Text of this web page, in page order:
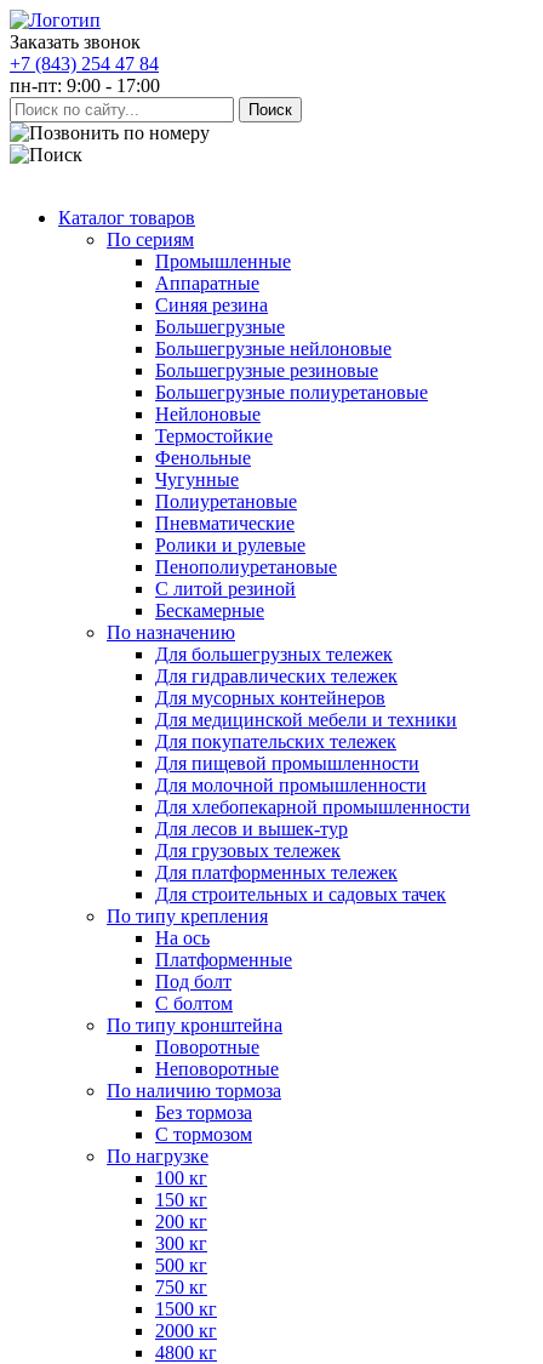
Заказать звонок
+7 (843) 254 47 84
пн-пт: 9:00 - 17:00
Каталог товаров
По сериям
Промышленные
Аппаратные
Синяя резина
Большегрузные
Большегрузные нейлоновые
Большегрузные резиновые
Большегрузные полиуретановые
Нейлоновые
Термостойкие
Фенольные
Чугунные
Полиуретановые
Пневматические
Ролики и рулевые
Пенополиуретановые
С литой резиной
Бескамерные
По назначению
Для большегрузных тележек
Для гидравлических тележек
Для мусорных контейнеров
Для медицинской мебели и техники
Для покупательских тележек
Для пищевой промышленности
Для молочной промышленности
Для хлебопекарной промышленности
Для лесов и вышек-тур
Для грузовых тележек
Для платформенных тележек
Для строительных и садовых тачек
По типу крепления
На ось
Платформенные
Под болт
С болтом
По типу кронштейна
Поворотные
Неповоротные
По наличию тормоза
Без тормоза
С тормозом
По нагрузке
100 кг
150 кг
200 кг
300 кг
500 кг
750 кг
1500 кг
2000 кг
4800 кг